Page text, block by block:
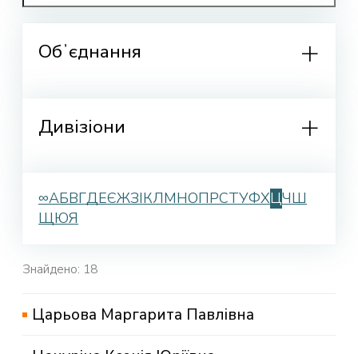
Обʼєднання
Дивізіони
∞АБВГДЕЄЖЗІКЛМНОПРСТУФХЦЧШ
ЩЮЯ
Знайдено: 18
Царьова Маргарита Павлівна